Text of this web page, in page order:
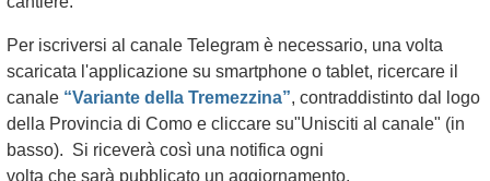
Per iscriversi al canale Telegram è necessario, una volta
scaricata l'applicazione su smartphone o tablet, ricercare il
canale “Variante della Tremezzina”, contraddistinto dal logo
della Provincia di Como e cliccare su"Unisciti al canale" (in
basso). Si riceverà così una notifica ogni
volta che sarà pubblicato un aggiornamento.